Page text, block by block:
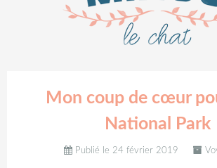
Mon coup de cœur
National Park
Publié le 24 février 2019